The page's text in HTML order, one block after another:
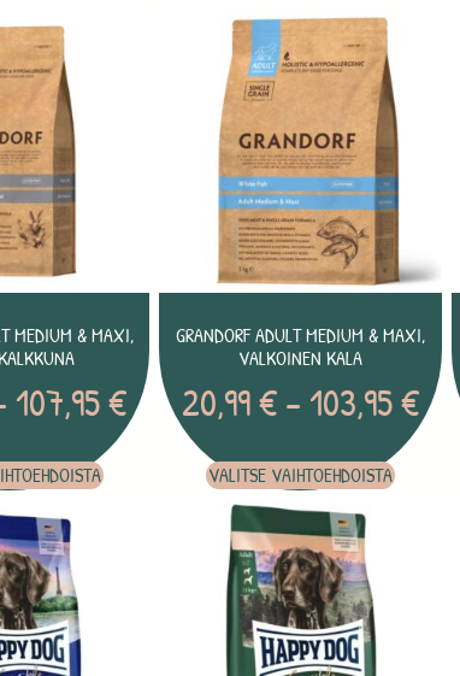
MEDIUM & MAXI,
107,95€
GRANDORF ADULT MEDIUM & MAXI,
VALKOINEN KALA
20,99€– 103,95€
VALITSE VAIHTOEHDOISTA